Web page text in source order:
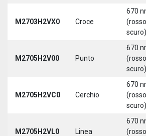
M2703H2VX0 Croce
670
(rosso
scuro)
M2705H2V00 Punto
670
(rosso
scuro)
M2705H2VC0 Cerchio
670
(rosso
scuro)
M2705H2VL0 Linea
670
(rosso